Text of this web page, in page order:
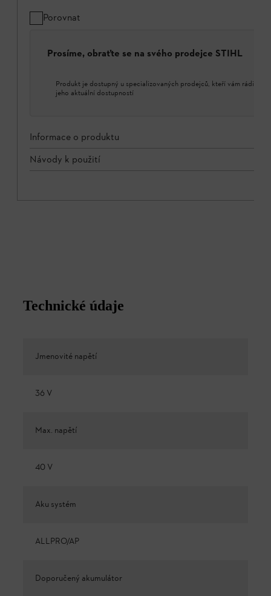
Porovnat
Prosíme, obraťte se na svého prodejce STIHL
Produkt je dostupný u specializovaných prodejců, kteří vám rádi
jeho aktuální dostupností
Informace o produktu
Návody k použití
Technické údaje
Jmenovité napětí
36 V
Max. napětí
40 V
Aku systém
ALLPRO/AP
Doporučený akumulátor